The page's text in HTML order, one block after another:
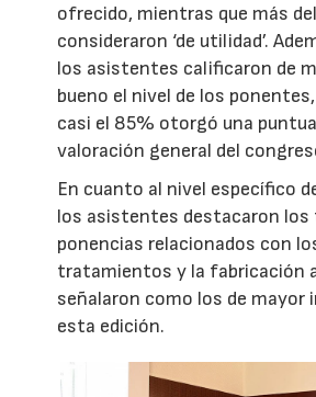
ofrecido, mientras que más
consideraron ‘de utilidad’.
los asistentes calificaron de
bueno el nivel de los
casi el 85% otorgó una
valoración general del
En cuanto al nivel específico
los asistentes destacaron los
ponencias relacionados con
tratamientos y la fabricación
señalaron como los de mayor
esta edición.